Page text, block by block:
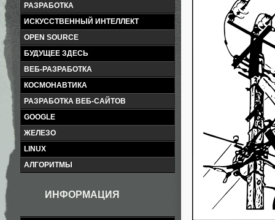
РАЗРАБОТКА
ИСКУССТВЕННЫЙ ИНТЕЛЛЕКТ
OPEN SOURCE
БУДУЩЕЕ ЗДЕСЬ
ВЕБ-РАЗРАБОТКА
КОСМОНАВТИКА
РАЗРАБОТКА ВЕБ-САЙТОВ
GOOGLE
ЖЕЛЕЗО
LINUX
АЛГОРИТМЫ
ИНФОРМАЦИЯ